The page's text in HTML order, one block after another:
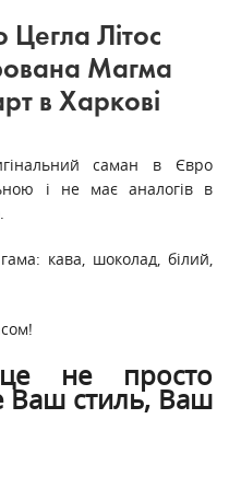
Літос
Магма
в Харкові
саман в Євро
і не має аналогів в
кава, шоколад, білий,
не просто
Ваш стиль, Ваш